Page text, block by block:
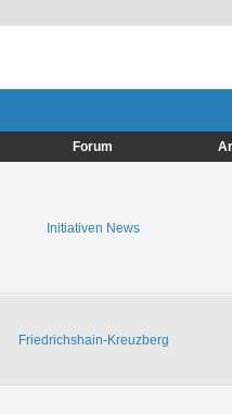
Forum
Initiativen News
Friedrichshain-Kreuzberg